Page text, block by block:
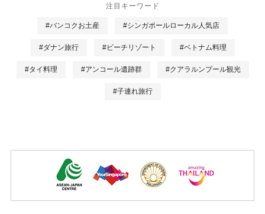
注目キーワード
#バンコクお土産 #シンガポールローカル人気店
#ダナン旅行 #ビーチリゾート #ベトナム料理
#タイ料理 #アンコール遺跡群 #クアラルンプール観光
#子連れ旅行